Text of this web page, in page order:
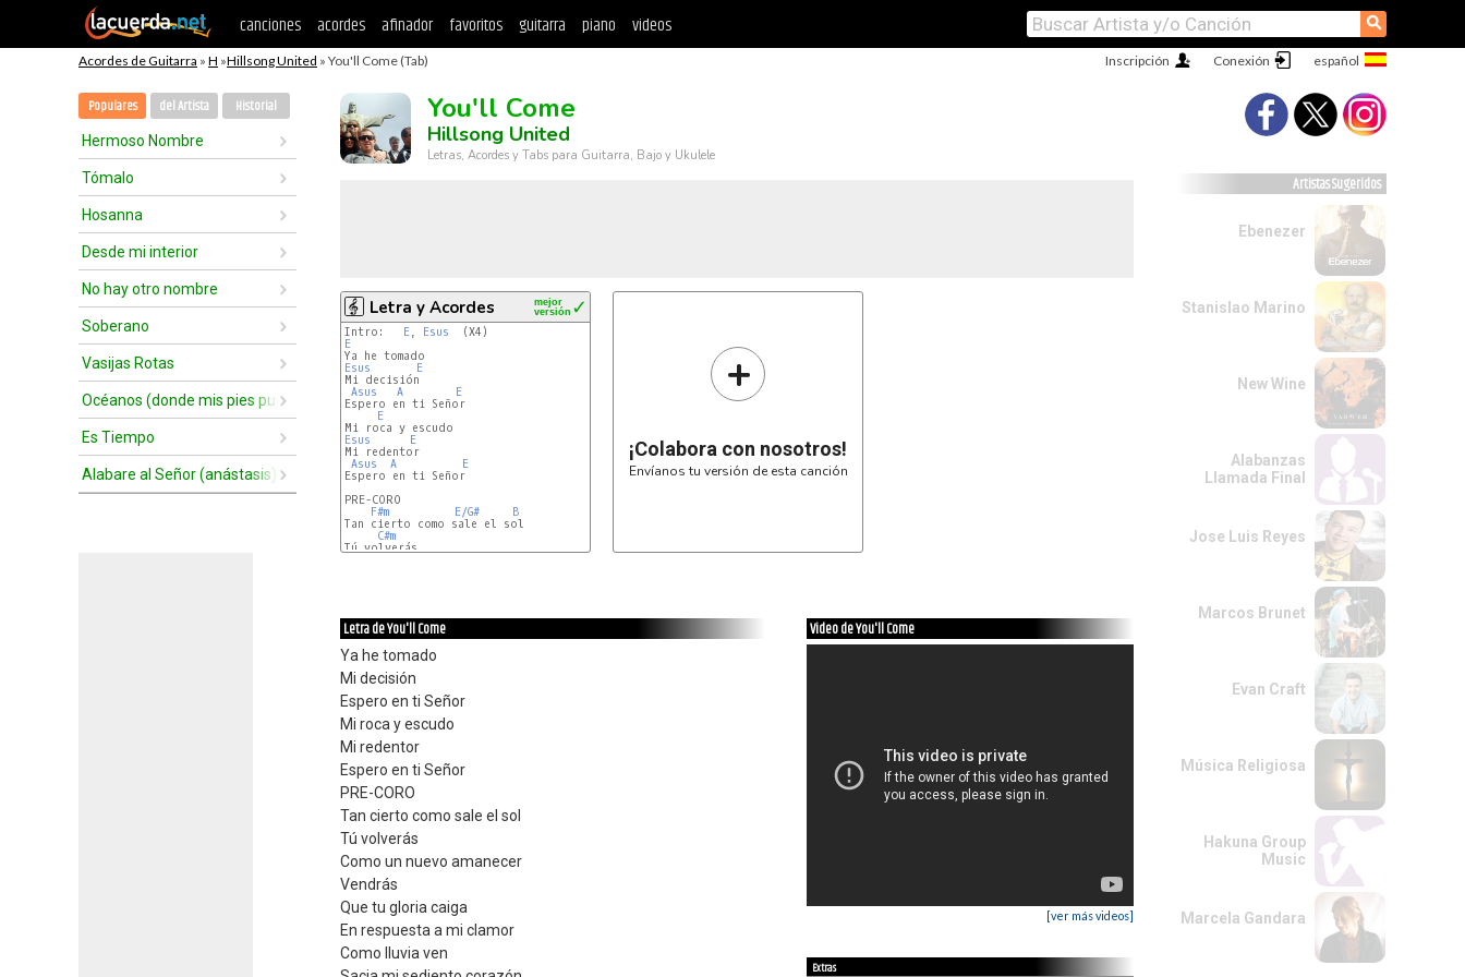
canciones acordes afinador favoritos guitarra piano videos ⚲
Acordes de Guitarra » H »Hillsong United » You'll Come (Tab) Conexión
Inscripción
Populares del Artista Historial
Hermoso Nombre
Tómalo
Hosanna
Desde mi interior
No hay otro nombre
Soberano
Vasijas Rotas
Océanos (donde mis pies pueden fallar)
Es Tiempo
Alabare al Señor (anástasis)
You'll Come
Hillsong United
Letras, Acordes y Tabs para Guitarra, Bajo y Ukulele
Letra y Acordes ✓
mejor
versión
Intro: E, Esus
E
Esus
E
Mi decisión
Asus
A
E
Espero en ti Señor
E
Esus
E
Mi redentor
Asus
A
E
Espero en ti Señor
PRE-CORO
F#m
E/G#
B
Tan cierto como sale el sol
C#m
+
¡Colabora con nosotros!
Envíanos tu versión de esta canción
Letra de You'll Come
Ya he tomado
Mi decisión
Espero en ti Señor
Mi roca y escudo
Mi redentor
Espero en ti Señor
PRE-CORO
Tan cierto como sale el sol
Tú volverás
Como un nuevo amanecer
Vendrás
Que tu gloria caiga
En respuesta a mi clamor
Como lluvia ven
Video de You'll Come
[ver más videos]
Extras
Artistas Sugeridos
Ebenezer
Stanislao Marino
New Wine
Alabanzas
Llamada Final
Jose Luis Reyes
Marcos Brunet
Evan Craft
Música Religiosa
Hakuna Group
Music
Marcela Gandara